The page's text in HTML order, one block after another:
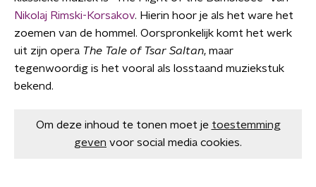
Nikolaj Rimski-Korsakov. Hierin hoor je als het ware het
zoemen van de hommel. Oorspronkelijk komt het werk
uit zijn opera The Tale of Tsar Saltan, maar
tegenwoordig is het vooral als losstaand muziekstuk
bekend.
Om deze inhoud te tonen moet je toestemming
geven voor social media cookies.